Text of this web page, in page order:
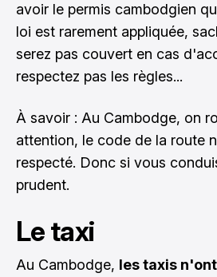
avoir le permis cambodgien
loi est rarement appliquée,
serez pas couvert en cas
respectez pas les règles...
À savoir : Au Cambodge, on
attention, le code de la route
respecté. Donc si vous
prudent.
Le taxi
Au Cambodge, les taxis